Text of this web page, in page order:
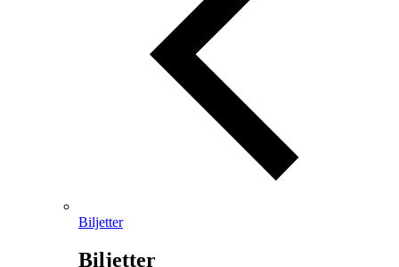
Biljetter
Biljetter